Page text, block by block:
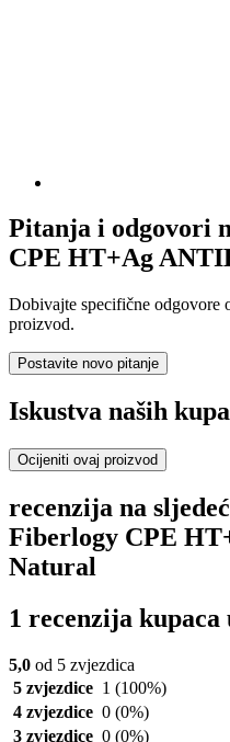
Pitanja i odgovori
CPE HT+Ag
Dobivajte specifične odgovore
proizvod.
Postavite novo pitanje
Iskustva naših
Ocijeniti ovaj proizvod
recenzija na
Fiberlogy CPE
Natural
1 recenzija
5,0 od 5 zvjezdica
5 zvjezdice 1 (100%)
4 zvjezdice 0 (0%)
3 zvjezdice 0 (0%)